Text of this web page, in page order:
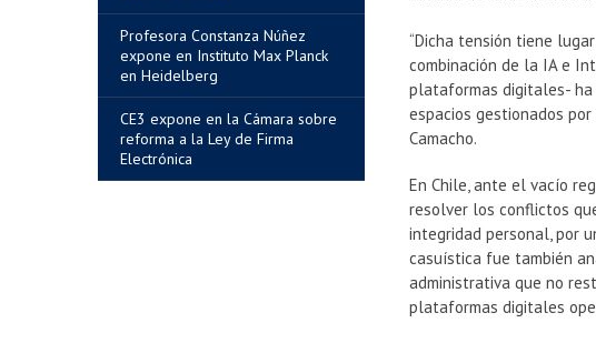
Profesora Constanza Núñez
expone en Instituto Max Planck
en Heidelberg
CE3 expone en la Cámara sobre
reforma a la Ley de Firma
Electrónica
“Dicha tensión tiene
combinación de la IA e
plataformas digitales-
espacios gestionados
Camacho.
En Chile, ante el vacío
resolver los conflictos
integridad personal, por
casuística fue también
administrativa que no
plataformas digitales